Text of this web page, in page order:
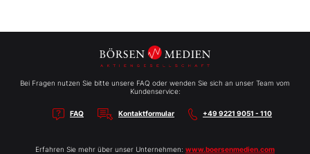
Bei Fragen nutzen Sie bitte unsere FAQ oder wenden Sie sich an unser Team vom
Kundenservice:
FAQ Kontaktformular +49 9221 9051 - 110
Erfahren Sie mehr über unser Unternehmen: www.boersenmedien.com